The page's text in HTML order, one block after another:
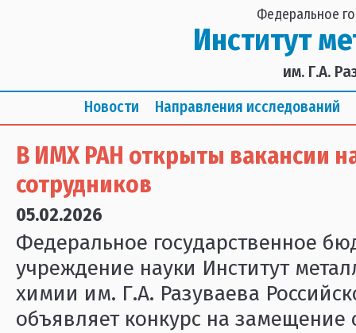
Федеральное
Институт
им. Г.А.
Новости Направления исследований
В ИМХ РАН открыты вакансии
сотрудников
05.02.2026
Федеральное государственное
учреждение науки Институт
химии им. Г.А. Разуваева
объявляет конкурс на